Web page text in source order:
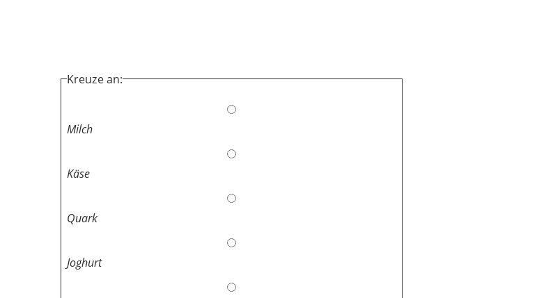
Kreuze an:
Milch
Käse
Quark
Joghurt